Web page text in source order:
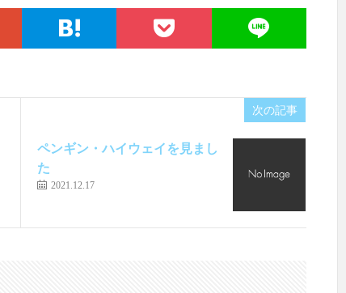
次の記事
ペンギン・ハイウェイを見まし
た
2021.12.17